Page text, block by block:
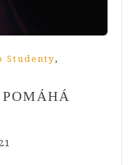
Studenty,